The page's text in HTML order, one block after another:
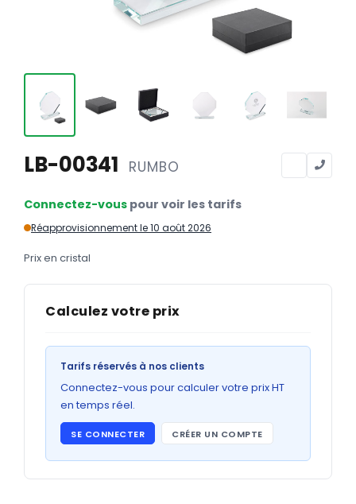
Tête de lettre
Enveloppes
Sous-mains
Chemises
GRAND FORMAT
Abribus
LB-00341 RUMBO
Connectez-vous pour voir les tarifs
Réapprovisionnement le 10 août 2026
Prix en cristal
Calculez votre prix
Tarifs réservés à nos clients
Connectez-vous pour calculer votre prix HT
en temps réel.
SE CONNECTER CRÉER UN COMPTE